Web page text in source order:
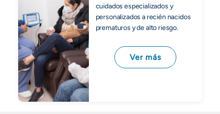
cuidados especializados y
personalizados a recién nacidos
prematuros y de alto riesgo.
Ver más